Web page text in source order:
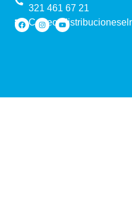
321 461 67 21
Correo: